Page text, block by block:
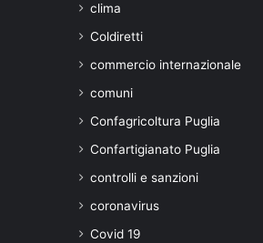
clima
Coldiretti
commercio internazionale
comuni
Confagricoltura Puglia
Confartigianato Puglia
controlli e sanzioni
coronavirus
Covid 19